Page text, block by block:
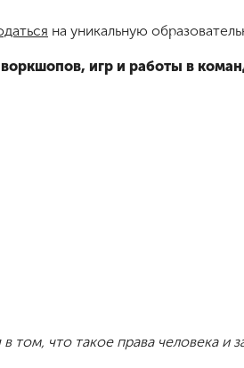
на уникальную
игр и работы в
в том, что такое права человека и